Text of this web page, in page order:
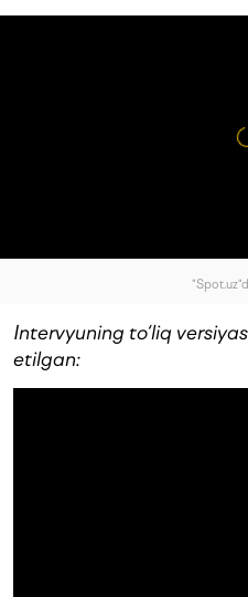
Intervyuning to‘liq
etilgan: